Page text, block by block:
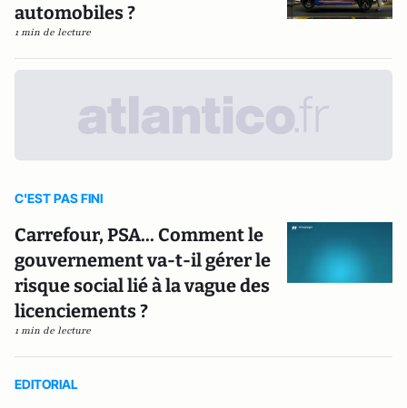
automobiles ?
1 min de lecture
C'EST PAS FINI
Carrefour, PSA... Comment le
gouvernement va-t-il gérer le
risque social lié à la vague des
licenciements ?
1 min de lecture
EDITORIAL